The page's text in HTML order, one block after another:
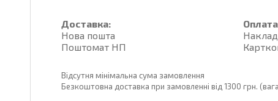
Доставка:
Нова пошта
Поштомат НП
Відсутня мінімальна сума замовлення
Безкоштовна доставка при замовленні від 1300 грн.